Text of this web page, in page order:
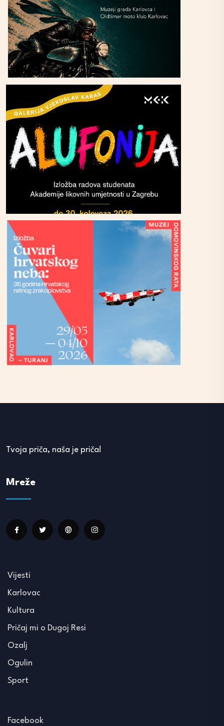
Tvoja priča, naša je priča!
Mreže
Vijesti
Karlovac
Kultura
Pričaj mi o Dugoj Resi
Ozalj
Ogulin
Sport
Facebook